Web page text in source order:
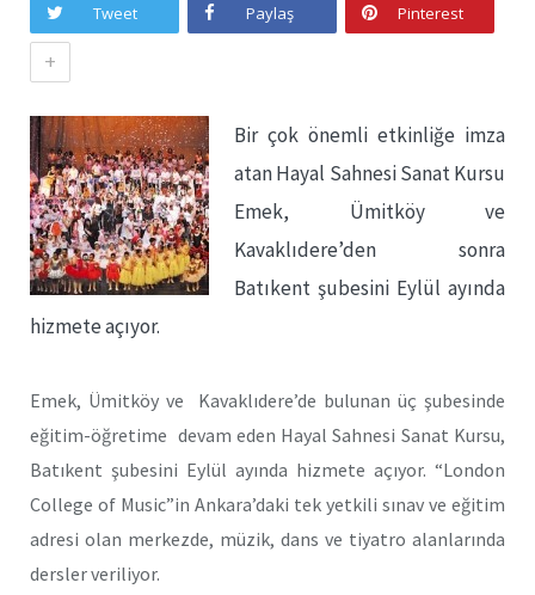
Tweet Paylaş Pinterest
+
Bir çok önemli etkinliğe imza
atan Hayal Sahnesi Sanat Kursu
Emek, Ümitköy ve
Kavaklıdere’den sonra
Batıkent şubesini Eylül ayında
hizmete açıyor.
Emek, Ümitköy ve Kavaklıdere’de bulunan üç şubesinde
eğitim-öğretime devam eden Hayal Sahnesi Sanat Kursu,
Batıkent şubesini Eylül ayında hizmete açıyor. “London
College of Music”in Ankara’daki tek yetkili sınav ve eğitim
adresi olan merkezde, müzik, dans ve tiyatro alanlarında
dersler veriliyor.